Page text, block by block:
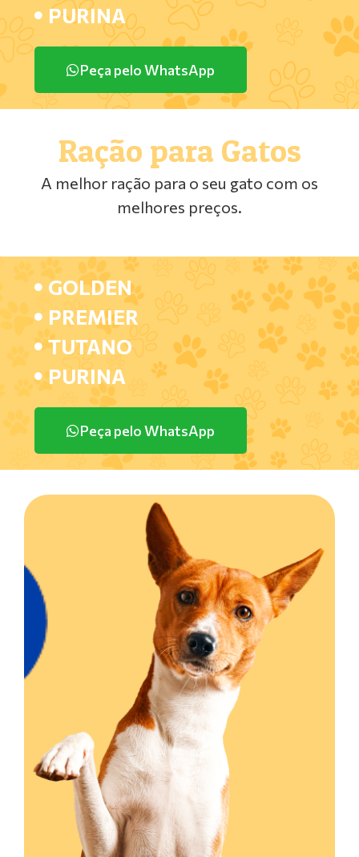
PURINA
Peça pelo WhatsApp
Ração para Gatos
A melhor ração para o seu gato com os
melhores preços.
GOLDEN
PREMIER
TUTANO
PURINA
Peça pelo WhatsApp